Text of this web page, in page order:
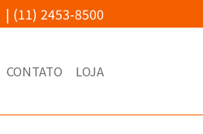
| (11) 2453-8500
CONTATO LOJA